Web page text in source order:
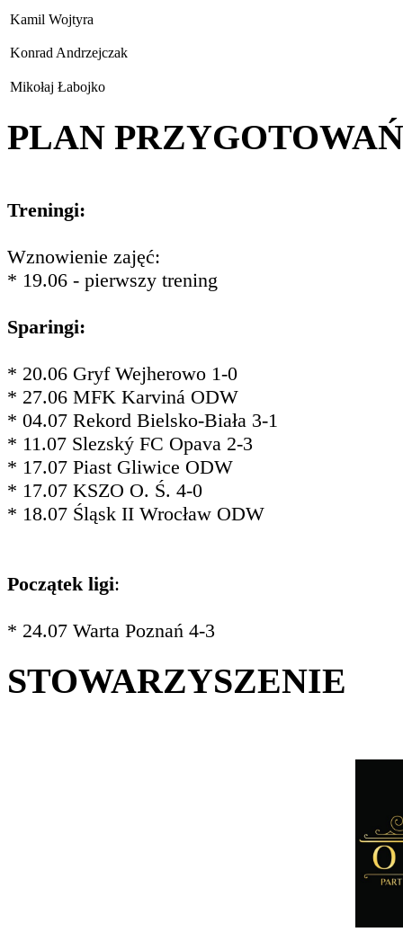
Kamil Wojtyra
Konrad Andrzejczak
Mikołaj Łabojko
PLAN PRZYGOTOWAŃ
Treningi:
Wznowienie zajęć:
* 19.06 - pierwszy trening
Sparingi:
* 20.06 Gryf Wejherowo 1-0
* 27.06 MFK Karviná ODW
* 04.07 Rekord Bielsko-Biała 3-1
* 11.07 Slezský FC Opava 2-3
* 17.07 Piast Gliwice ODW
* 17.07 KSZO O. Ś. 4-0
* 18.07 Śląsk II Wrocław ODW
Początek ligi:
* 24.07 Warta Poznań 4-3
STOWARZYSZENIE